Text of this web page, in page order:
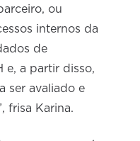
ou
internos da
de
e, a partir disso,
ser avaliado e
frisa Karina.